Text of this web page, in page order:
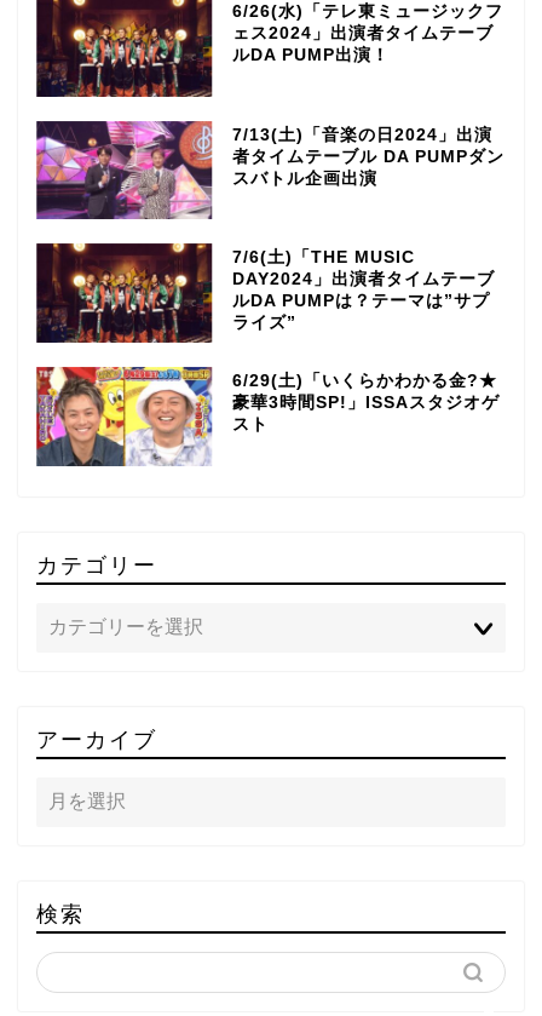
6/26(水)「テレ東ミュージックフ
ェス2024」出演者タイムテーブ
ルDA PUMP出演！
7/13(土)「音楽の日2024」出演
者タイムテーブル DA PUMPダン
スバトル企画出演
7/6(土)「THE MUSIC
DAY2024」出演者タイムテーブ
ルDA PUMPは？テーマは”サプ
ライズ”
6/29(土)「いくらかわかる金?★
豪華3時間SP!」ISSAスタジオゲ
スト
カテゴリー
アーカイブ
検索
～DA PUMP YORIの晴れ
ばれラジオ～